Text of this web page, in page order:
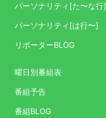
パーソナリティ[た〜な行]
パーソナリティ[は行〜]
リポーターBLOG
曜日別番組表
番組予告
番組BLOG